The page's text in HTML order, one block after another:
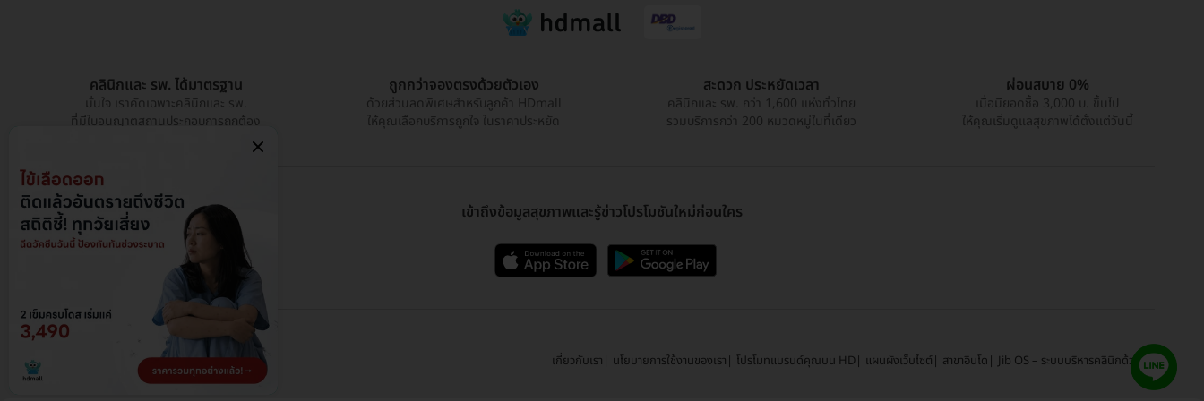
คลินิกและ รพ. ได้มาตรฐาน
มั่นใจ เราคัดเฉพาะคลินิกและ รพ.
ที่มีใบอนุญาตสถานประกอบการถูกต้อง
ถูกกว่าจองตรงด้วยตัวเอง
ด้วยส่วนลดพิเศษสำหรับลูกค้า HDmall
ให้คุณเลือกบริการถูกใจ ในราคาประหยัด
สะดวก ประหยัดเวลา
คลินิกและ รพ. กว่า 1,600 แห่งทั่วไทย
รวมบริการกว่า 200 หมวดหมู่ในที่เดียว
ผ่อนสบาย 0%
เมื่อมียอดซื้อ 3,000 บ. ขึ้นไป
ให้คุณเริ่มดูแลสุขภาพได้ตั้งแต่วันนี้
เข้าถึงข้อมูลสุขภาพและรู้ข่าวโปรโมชันใหม่ก่อนใคร
@ 2026 HDmall - สงวนลิขสิทธิ์ เกี่ยวกับเรา นโยบายการใช้งานของเรา โปรโมทแบรนด์คุณบน HD แผนผังเว็บไซต์ สาขาอินโด Jib OS – ระบบบริหารคลินิกด้วย AI